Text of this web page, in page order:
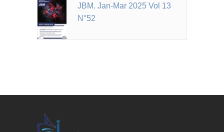
JBM. Jan-Mar 2025 Vol 13
N°52